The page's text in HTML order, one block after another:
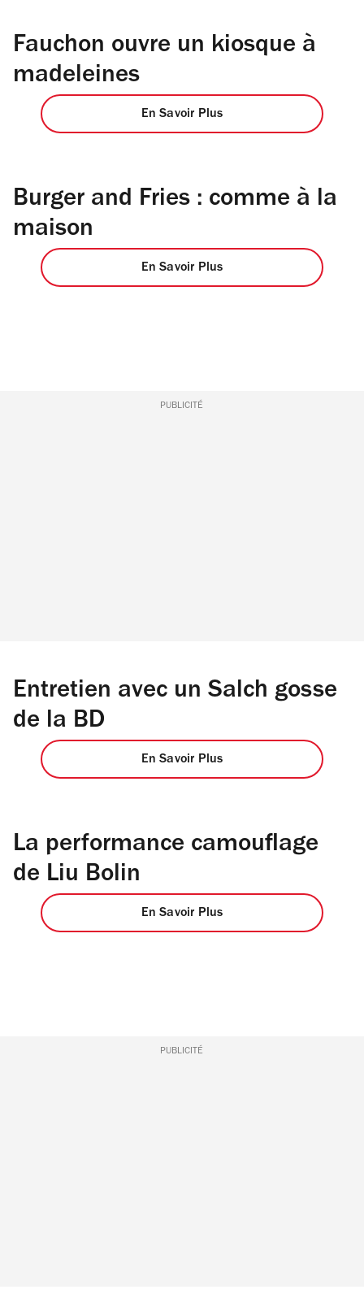
Fauchon ouvre un kiosque à
madeleines
En Savoir Plus
Burger and Fries : comme à la
maison
En Savoir Plus
PUBLICITÉ
Entretien avec un Salch gosse
de la BD
En Savoir Plus
La performance camouflage
de Liu Bolin
En Savoir Plus
PUBLICITÉ